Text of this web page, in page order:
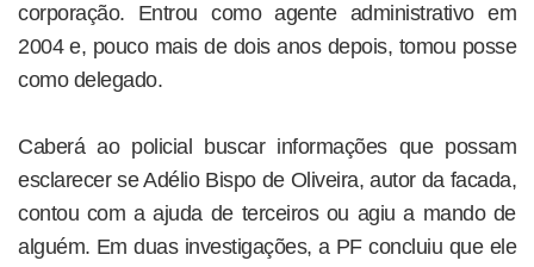
corporação. Entrou como agente administrativo em
2004 e, pouco mais de dois anos depois, tomou posse
como delegado.
Caberá ao policial buscar informações que possam
esclarecer se Adélio Bispo de Oliveira, autor da facada,
contou com a ajuda de terceiros ou agiu a mando de
alguém. Em duas investigações, a PF concluiu que ele